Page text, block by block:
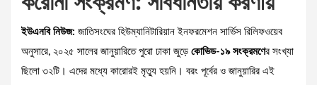
ইউএনবি নিউজ: জাতিসংঘের হিউম্যানিটারিয়ান ইনফরমেশন সার্ভিস রিলিফওয়েব
অনুসারে, ২০২৫ সালের জানুয়ারিতে পুরো ঢাকা জুড়ে কোভিড-১৯ সংক্রমণের সংখ্যা
ছিলো ৩২টি। এদের মধ্যে কারোরই মৃত্যু হয়নি। বরং পূর্বের ও জানুয়ারির এই